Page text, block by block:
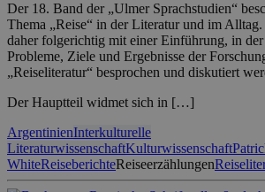
Der 18. Band der „Ulmer Sprachstudien“
Thema „Reise“ in der Literatur und im
daher folgerichtig mit einer Einführung, in
Probleme, Ziele und Ergebnisse der
„Reiseliteratur“ besprochen und diskutiert
Der Hauptteil widmet sich in […]
ArgentinienInterkulturelle
LiteraturwissenschaftKulturwissenschaft
WhiteReiseberichteReiseerzählungen